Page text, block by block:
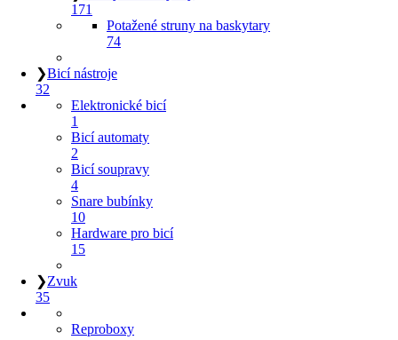
171
Potažené struny na baskytary
74
❯Bicí nástroje
32
Elektronické bicí
1
Bicí automaty
2
Bicí soupravy
4
Snare bubínky
10
Hardware pro bicí
15
❯Zvuk
35
Reproboxy